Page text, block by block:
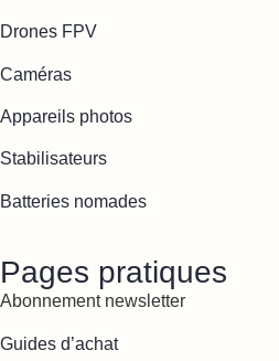
Drones FPV
Caméras
Appareils photos
Stabilisateurs
Batteries nomades
Pages pratiques
Abonnement newsletter
Guides d’achat